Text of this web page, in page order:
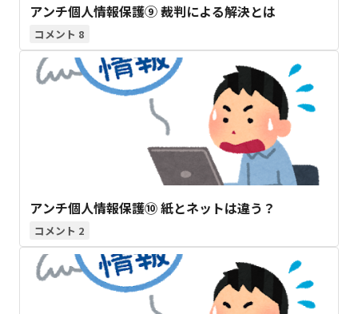
アンチ個人情報保護⑨ 裁判による解決とは
8
アンチ個人情報保護⑩ 紙とネットは違う？
2